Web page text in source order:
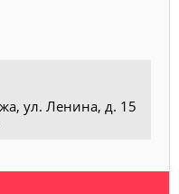
ул. Ленина, д. 15